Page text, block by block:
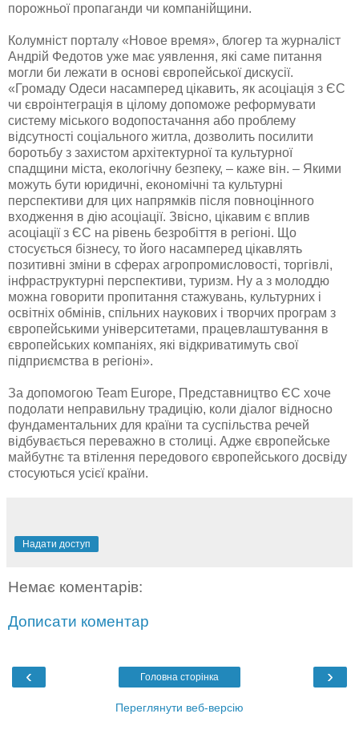
порожньої пропаганди чи компанійщини.
Колумніст порталу «Новое время», блогер та журналіст
Андрій Федотов уже має уявлення, які саме питання
могли би лежати в основі європейської дискусії.
«Громаду Одеси насамперед цікавить, як асоціація з ЄС
чи євроінтеграція в цілому допоможе реформувати
систему міського водопостачання або проблему
відсутності соціального житла, дозволить посилити
боротьбу з захистом архітектурної та культурної
спадщини міста, екологічну безпеку, – каже він. – Якими
можуть бути юридичні, економічні та культурні
перспективи для цих напрямків після повноцінного
входження в дію асоціації. Звісно, цікавим є вплив
асоціації з ЄС на рівень безробіття в регіоні. Що
стосується бізнесу, то його насамперед цікавлять
позитивні зміни в сферах агропромисловості, торгівлі,
інфраструктурні перспективи, туризм. Ну а з молоддю
можна говорити пропитання стажувань, культурних і
освітніх обмінів, спільних наукових і творчих програм з
європейськими університетами, працевлаштування в
європейських компаніях, які відкриватимуть свої
підприємства в регіоні».
За допомогою Team Europe, Представництво ЄС хоче
подолати неправильну традицію, коли діалог відносно
фундаментальних для країни та суспільства речей
відбувається переважно в столиці. Адже європейське
майбутнє та втілення передового європейського досвіду
стосуються усієї країни.
Надати доступ
Немає коментарів:
Дописати коментар
‹ ›
Головна сторінка
Переглянути веб-версію